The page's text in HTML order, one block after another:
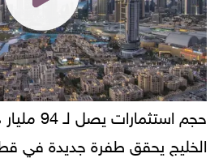
الخليج يحقق طفرة جديدة في